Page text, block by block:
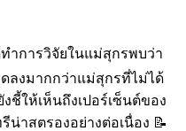
ำการวิจัยในแม่สุกรพบว่า
ลงมากกว่าแม่สุกรที่ไม่ได้
ชี้ให้เห็นถึงเปอร์เซ็นต์ของ
าสตรองอย่างต่อเนื่อง 📝